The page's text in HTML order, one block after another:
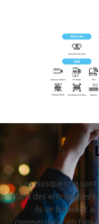
Les kiosques ne
plans des entreprises
ils se trouvent
commerciaux, en tant